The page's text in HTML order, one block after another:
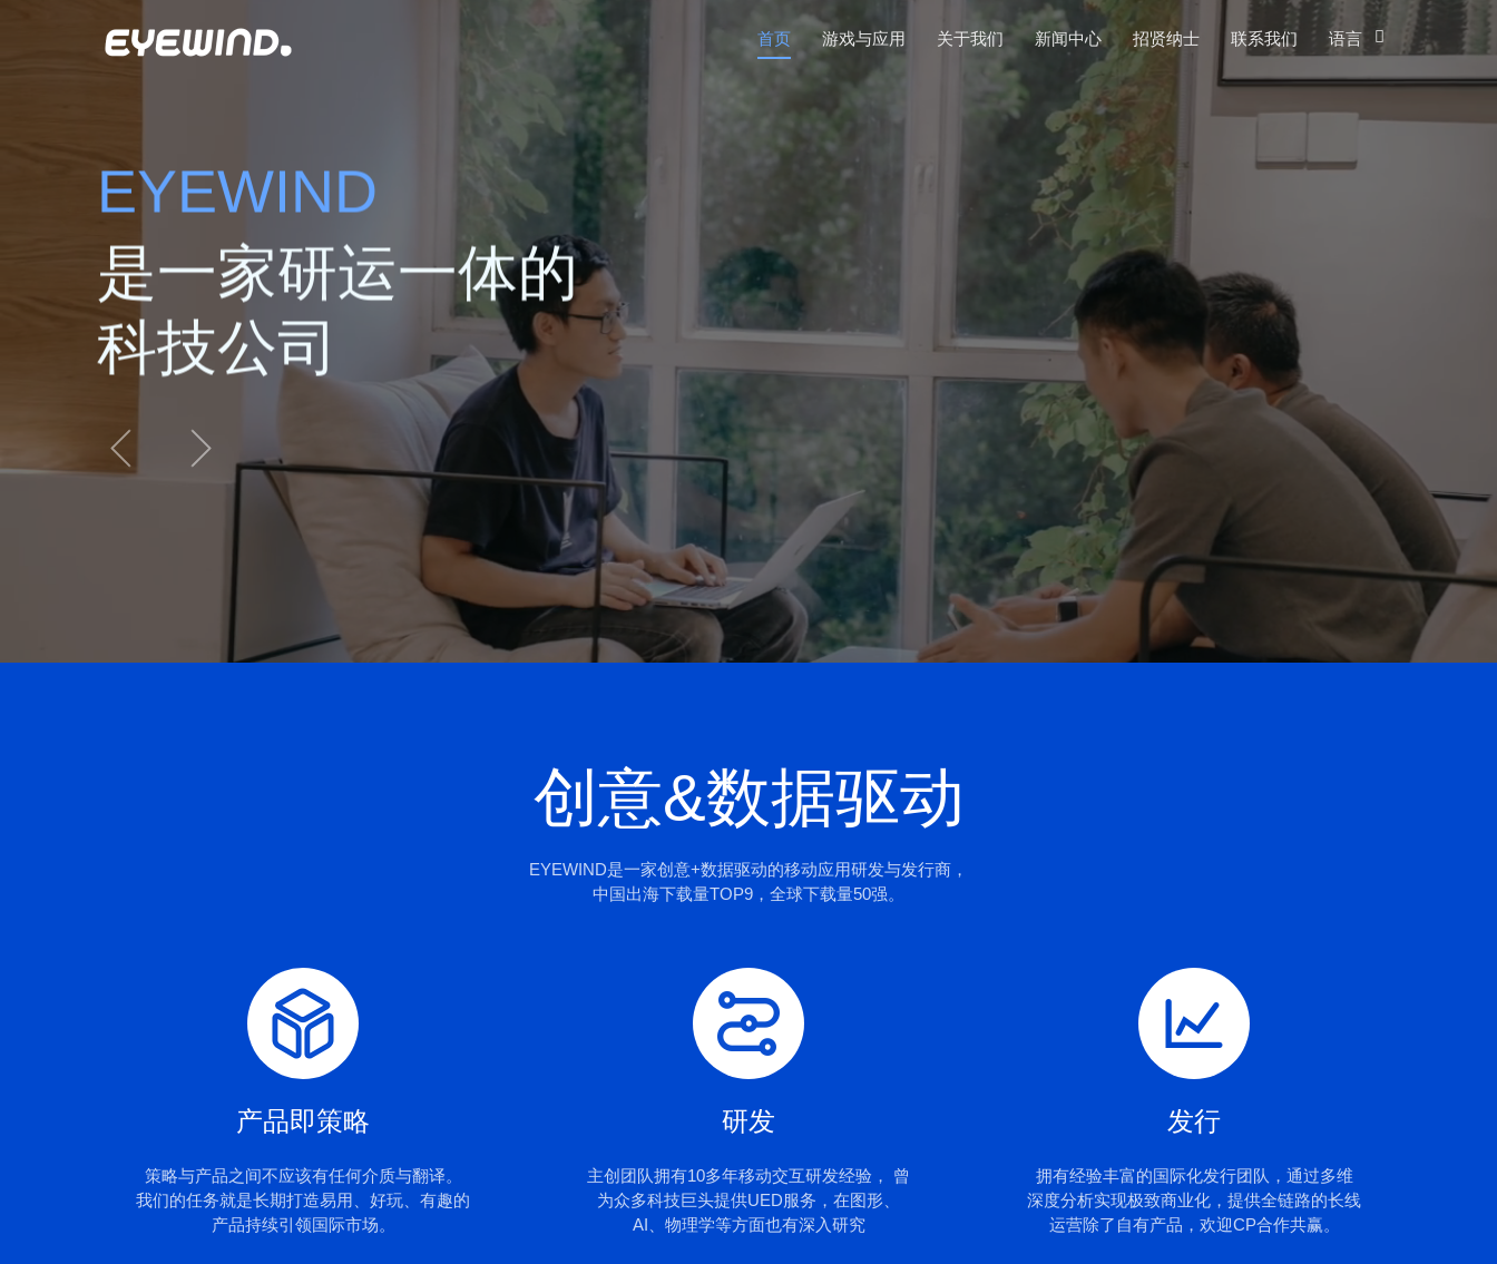
首页 游戏与应用 关于我们 新闻中心 招贤纳士 联系我们 语言
EYEWIND
是一家研运一体的
科技公司
创意&数据驱动
EYEWIND是一家创意+数据驱动的移动应用研发与发行商，
中国出海下载量TOP9，全球下载量50强。
产品即策略
策略与产品之间不应该有任何介质与翻译。
我们的任务就是长期打造易用、好玩、有趣的
产品持续引领国际市场。
研发
主创团队拥有10多年移动交互研发经验， 曾
为众多科技巨头提供UED服务，在图形、
AI、物理学等方面也有深入研究
发行
拥有经验丰富的国际化发行团队，通过多维
深度分析实现极致商业化，提供全链路的长线
运营除了自有产品，欢迎CP合作共赢。